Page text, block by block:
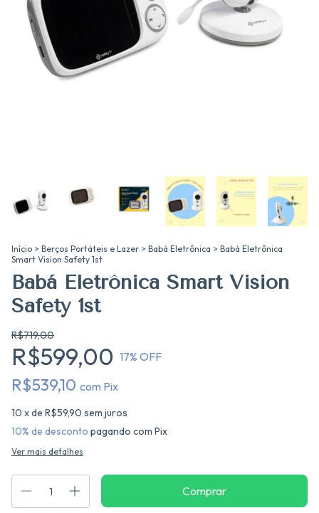
Início > Berços Portáteis e Lazer > Babá Eletrônica > Babá Eletrônica
Smart Vision Safety 1st
Babá Eletrônica Smart Vision
Safety 1st
R$719,00
R$599,00 17% OFF
R$539,10 com Pix
10 x de R$59,90 sem juros
10% de desconto pagando com Pix
Ver mais detalhes